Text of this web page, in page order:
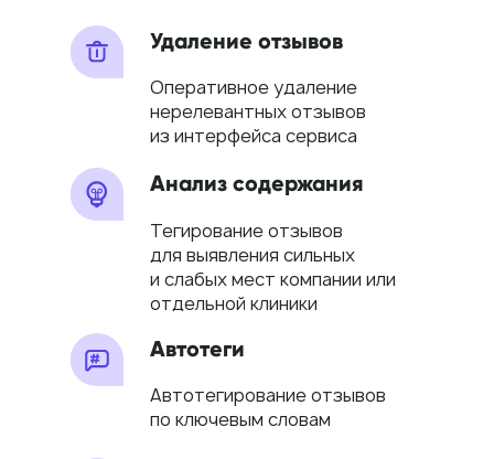
Автотеги
Автотегирование отзывов
по ключевым словам
Удаление отзывов
Оперативное удаление
нерелевантных отзывов
из интерфейса сервиса
Анализ содержания
Тегирование отзывов
для выявления сильных
и слабых мест компании или
отдельной клиники